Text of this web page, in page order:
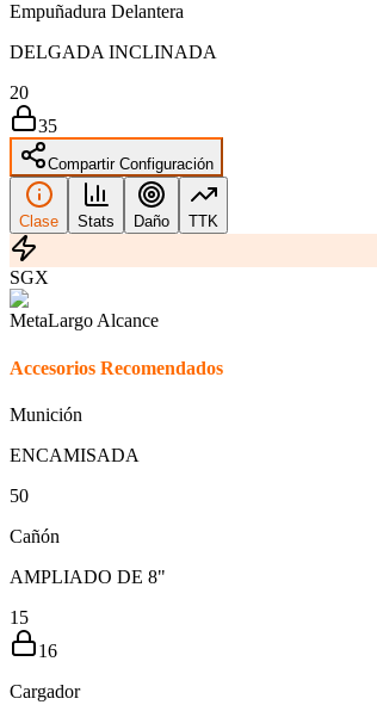
Empuñadura Delantera
DELGADA INCLINADA
20
35
Compartir Configuración
Clase Stats Daño TTK
SGX
MetaLargo Alcance
Accesorios Recomendados
Munición
ENCAMISADA
50
Cañón
AMPLIADO DE 8"
15
16
Cargador